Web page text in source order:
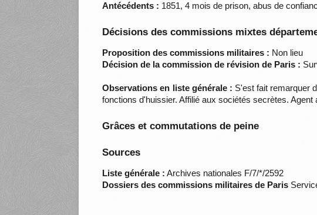
Antécédents : 1851, 4 mois de prison, abus de
Décisions des commissions mixtes
Proposition des commissions militaires : Non lieu
Décision de la commission de révision de Paris :
Observations en liste générale : S'est fait remarquer
fonctions d'huissier. Affilié aux sociétés secrètes. Agent
Grâces et commutations de peine
Sources
Liste générale : Archives nationales F/7/*/2592
Dossiers des commissions militaires de Paris